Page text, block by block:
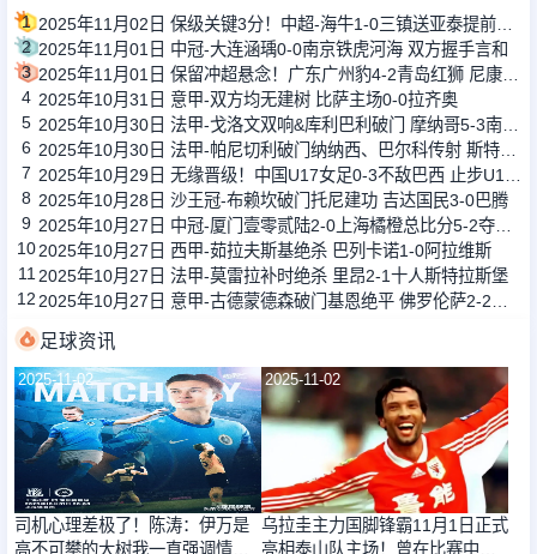
1
2 2025年11月01日 中冠-大连涵瑀0-0南京铁虎河海 双方握手言和
3
4 2025年10月31日 意甲-双方均无建树 比萨主场0-0拉齐奥
5
6
7
8 2025年10月28日 沙王冠-布赖坎破门托尼建功 吉达国民3-0巴腾
9
102025年10月27日 西甲-茹拉夫斯基绝杀 巴列卡诺1-0阿拉维斯
11 2025年10月27日 法甲-莫雷拉补时绝杀 里昂2-1十人斯特拉斯堡
12
足球资讯
2025-11-02
司机心理差极了！陈涛：伊万是
高不可攀的大树我一直强调情绪
2025-11-02
乌拉圭主力国脚锋霸11月1日正式
亮相泰山队主场！曾在比赛中单